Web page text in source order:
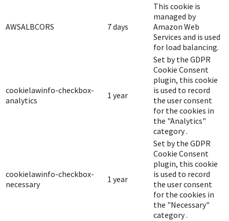
AWSALBCORS 7 days
This cookie is
managed by
Amazon Web
Services and is used
for load balancing.
cookielawinfo-checkbox-
analytics
1 year
Set by the GDPR
Cookie Consent
plugin, this cookie
is used to record
the user consent
for the cookies in
the "Analytics"
category .
cookielawinfo-checkbox-
necessary
1 year
Set by the GDPR
Cookie Consent
plugin, this cookie
is used to record
the user consent
for the cookies in
the "Necessary"
category .